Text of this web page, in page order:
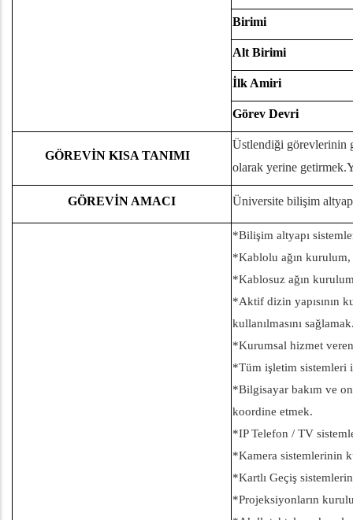
Birimi
Alt Birimi
İlk Amiri
Görev Devri
GÖREVİN KISA TANIMI
Üstlendiği görevlerinin
olarak yerine
GÖREVİN AMACI Üniversite bilişim
*Bilişim altyapı
*Kablolu ağın
*Kablosuz ağın
*Aktif dizin yapısının
kullanılmasını
*Kurumsal hizmet
*Tüm işletim sistemleri
*Bilgisayar bakım ve
koordine etmek.
*IP Telefon / TV
*Kamera sistemlerinin
*Kartlı Geçiş
*Projeksiyonların